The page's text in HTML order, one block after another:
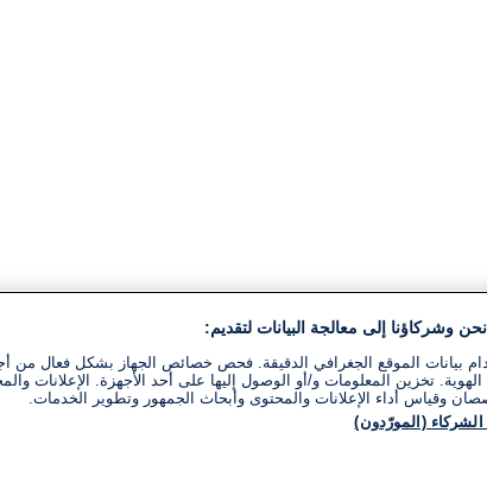
وشركاؤنا إلى معالجة البيانات لتقديم:
بيانات الموقع الجغرافي الدقيقة. فحص خصائص الجهاز بشكل فعال من
الهوية. تخزين المعلومات و/أو الوصول إليها على أحد الأجهزة. الإعلانات
وقياس أداء الإعلانات والمحتوى وأبحاث الجمهور وتطوير الخدمات.
الشركاء (المورّدون)